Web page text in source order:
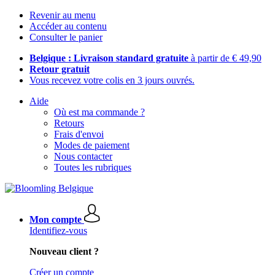
Revenir au menu
Accéder au contenu
Consulter le panier
Belgique : Livraison standard gratuite à partir de € 49,90
Retour gratuit
Vous recevez votre colis en 3 jours ouvrés.
Aide
Où est ma commande ?
Retours
Frais d'envoi
Modes de paiement
Nous contacter
Toutes les rubriques
Mon compte
Identifiez-vous
Nouveau client ?
Créer un compte